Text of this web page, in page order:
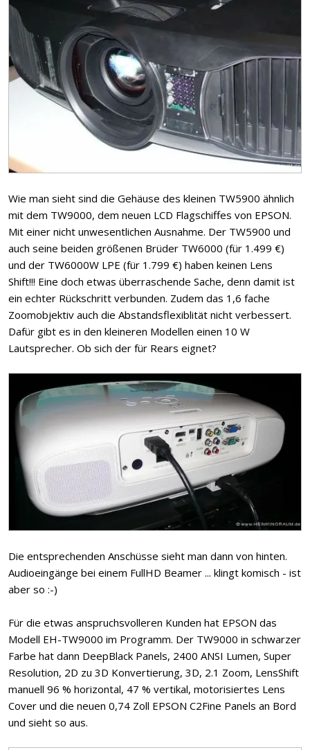
Wie man sieht sind die Gehäuse des kleinen TW5900 ähnlich
mit dem TW9000, dem neuen LCD Flagschiffes von EPSON.
Mit einer nicht unwesentlichen Ausnahme. Der TW5900 und
auch seine beiden größenen Brüder TW6000 (für 1.499 €)
und der TW6000W LPE (für 1.799 €) haben keinen Lens
Shift!!! Eine doch etwas überraschende Sache, denn damit ist
ein echter Rückschritt verbunden. Zudem das 1,6 fache
Zoomobjektiv auch die Abstandsflexiblität nicht verbessert.
Dafür gibt es in den kleineren Modellen einen 10 W
Lautsprecher. Ob sich der für Rears eignet?
Die entsprechenden Anschüsse sieht man dann von hinten.
Audioeingänge bei einem FullHD Beamer ... klingt komisch - ist
aber so :-)
Für die etwas anspruchsvolleren Kunden hat EPSON das
Modell EH-TW9000 im Programm. Der TW9000 in schwarzer
Farbe hat dann DeepBlack Panels, 2400 ANSI Lumen, Super
Resolution, 2D zu 3D Konvertierung, 3D, 2.1 Zoom, LensShift
manuell 96 % horizontal, 47 % vertikal, motorisiertes Lens
Cover und die neuen 0,74 Zoll EPSON C2Fine Panels an Bord
und sieht so aus.